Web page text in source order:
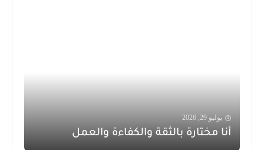
يوليو 29, 2026
أنا مختارة بالثقة والكفاءة والعمل